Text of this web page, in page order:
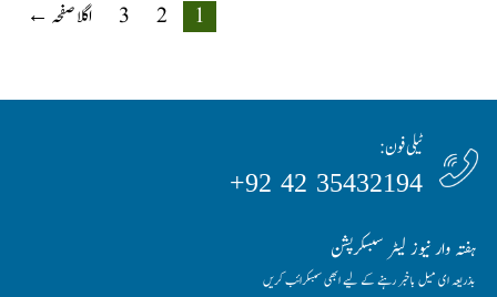
1
2
3 اگلا صفحہ ←
ٹیلی فون:
35432194 42 92+
ہفتہ وار نیوز لیٹر سبسکرپشن
بذریعہ ای میل باخبر رہنے کے لیے ابھی سبسکرائب کریں